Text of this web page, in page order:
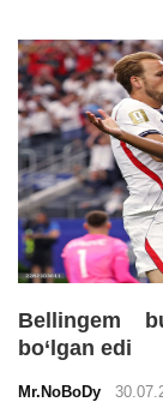
Bellingem
bo‘lgan edi
Mr.NoBoDy